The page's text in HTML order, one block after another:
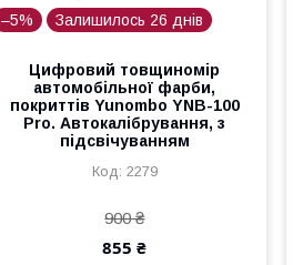
–5% Залишилось 26 днів
Цифровий товщиномір
автомобільної фарби,
покриттів Yunombo YNB-100
Pro. Автокалібрування, з
підсвічуванням
2279
900 ₴
855 ₴